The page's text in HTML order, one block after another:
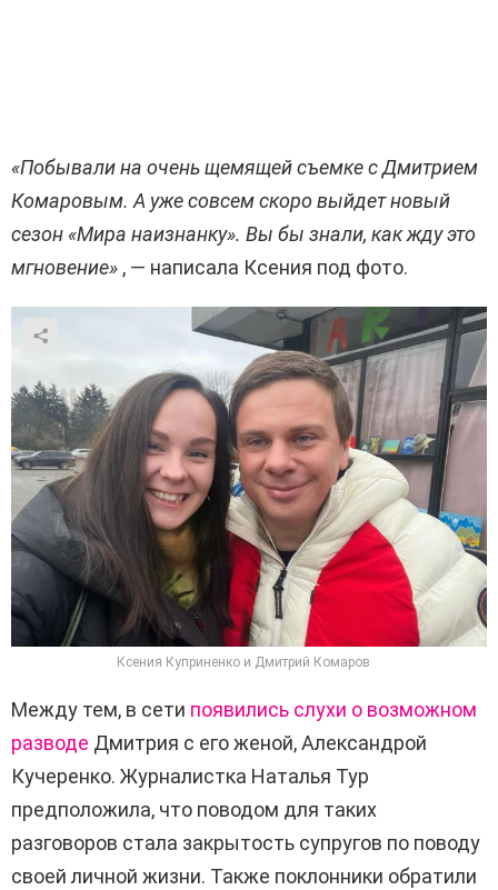
«Побывали на очень щемящей съемке с Дмитрием
Комаровым. А уже совсем скоро выйдет новый
сезон «Мира наизнанку». Вы бы знали, как жду это
мгновение» , — написала Ксения под фото.
Ксения Куприненко и Дмитрий Комаров
Между тем, в сети появились слухи о возможном
разводе Дмитрия с его женой, Александрой
Кучеренко. Журналистка Наталья Тур
предположила, что поводом для таких
разговоров стала закрытость супругов по поводу
своей личной жизни. Также поклонники обратили